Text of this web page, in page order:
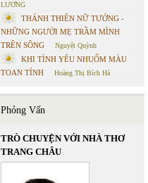
LƯƠNG
THÁNH THIÊN NỮ TƯỚNG -
NHỮNG NGƯỜI MẸ TRẦM MÌNH
TRÊN SÔNG
Nguyệt Quỳnh
KHI TÌNH YÊU NHUỐM MÀU
TOAN TÍNH
Hoàng Thị Bích Hà
Phỏng Vấn
TRÒ CHUYỆN VỚI NHÀ THƠ
TRANG CHÂU